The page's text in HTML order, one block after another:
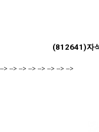
(812641)자
--> --> --> --> --> --> --> -->